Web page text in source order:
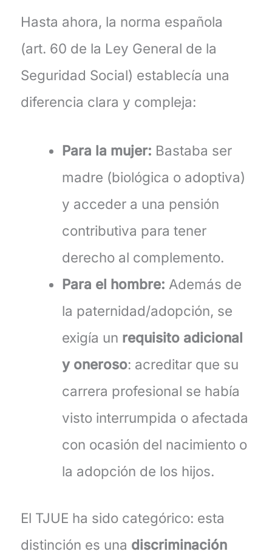
Hasta ahora, la norma española
(art. 60 de la Ley General de la
Seguridad Social) establecía una
diferencia clara y compleja:
Para la mujer: Bastaba ser
madre (biológica o adoptiva)
y acceder a una pensión
contributiva para tener
derecho al complemento.
Para el hombre: Además de
la paternidad/adopción, se
exigía un requisito adicional
y oneroso: acreditar que su
carrera profesional se había
visto interrumpida o afectada
con ocasión del nacimiento o
la adopción de los hijos.
El TJUE ha sido categórico: esta
distinción es una discriminación